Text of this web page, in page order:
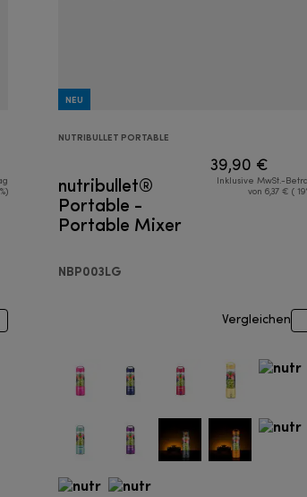
NEU
NUTRIBULLET PORTABLE
nutribullet®
Portable -
Portable Mixer
NBP003LG
39,90 €
Inklusive MwSt.-
von 6,37 € (
Vergleichen